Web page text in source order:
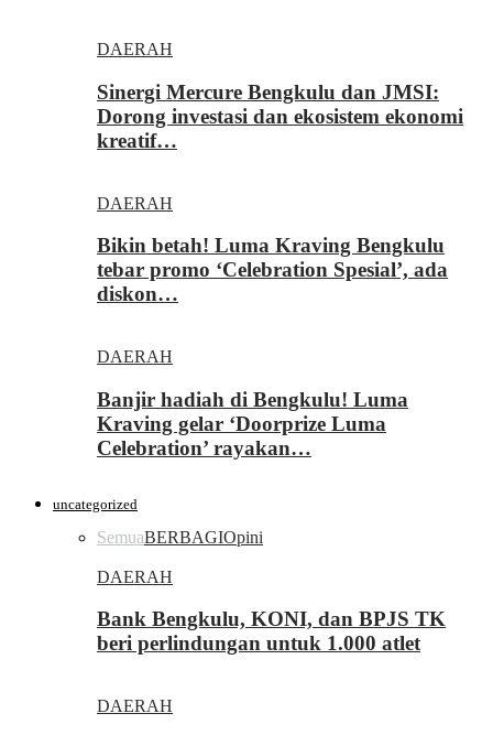
DAERAH
Sinergi Mercure Bengkulu dan JMSI:
Dorong investasi dan ekosistem ekonomi
kreatif…
DAERAH
Bikin betah! Luma Kraving Bengkulu
tebar promo ‘Celebration Spesial’, ada
diskon…
DAERAH
Banjir hadiah di Bengkulu! Luma
Kraving gelar ‘Doorprize Luma
Celebration’ rayakan…
uncategorized
SemuaBERBAGIOpini
DAERAH
Bank Bengkulu, KONI, dan BPJS TK
beri perlindungan untuk 1.000 atlet
DAERAH